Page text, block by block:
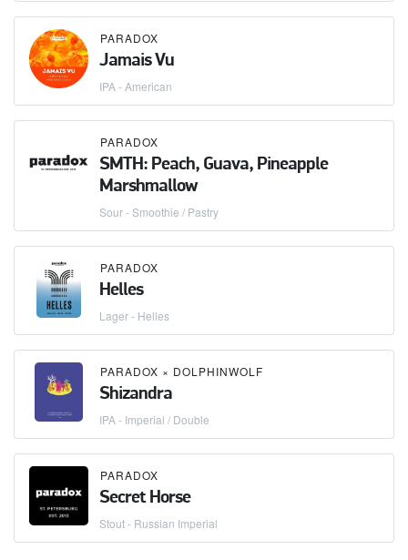
PARADOX
Jamais Vu
IPA - American
PARADOX
SMTH: Peach, Guava, Pineapple
Marshmallow
Sour - Smoothie / Pastry
PARADOX
Helles
Lager - Helles
PARADOX × DOLPHINWOLF
Shizandra
IPA - Imperial / Double
PARADOX
Secret Horse
Stout - Russian Imperial